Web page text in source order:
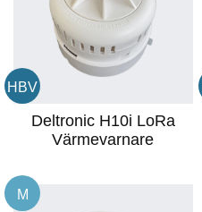
HBV
Deltronic H10i LoRa
Värmevarnare
M